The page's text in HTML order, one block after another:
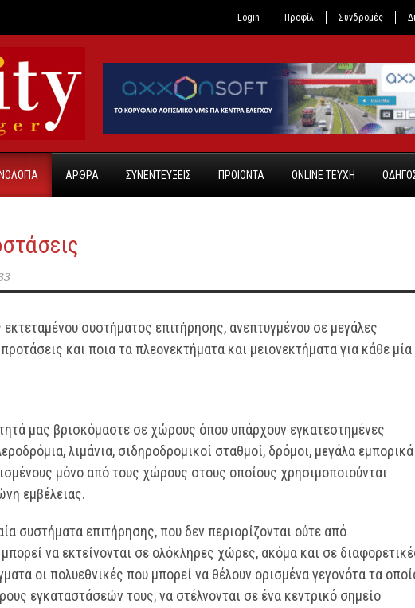
Login Προφίλ Συνδρομές
ΑΡΘΡΑ ΣΥΝΕΝΤΕΥΞΕΙΣ ΠΡΟΙΟΝΤΑ ONLINE TEYXH
συστήματος επιτήρησης, ανεπτυγμένου σε μεγάλες
και ποια τα πλεονεκτήματα και μειονεκτήματα για κάθε μία
μας βρισκόμαστε σε χώρους όπου υπάρχουν εγκατεστημένες
λιμάνια, σιδηροδρομικοί σταθμοί, δρόμοι, μεγάλα εμπορικά
μόνο από τους χώρους στους οποίους χρησιμοποιούνται
εμβέλειας.
συστήματα επιτήρησης, που δεν περιορίζονται ούτε από
να εκτείνονται σε ολόκληρες χώρες, ακόμα και σε
οι πολυεθνικές που μπορεί να θέλουν ορισμένα γεγονότα τα
εγκαταστάσεών τους, να στέλνονται σε ένα κεντρικό σημείο